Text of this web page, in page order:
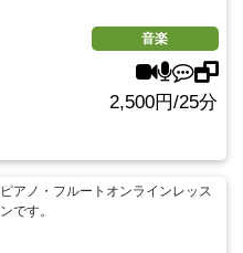
音楽
2,500円/25分
ピアノ・フルートオンラインレッス
ンです。